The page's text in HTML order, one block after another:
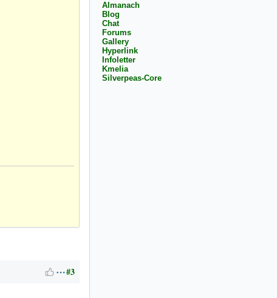
Almanach
Blog
Chat
Forums
Gallery
Hyperlink
Infoletter
Kmelia
Silverpeas-Core
#3